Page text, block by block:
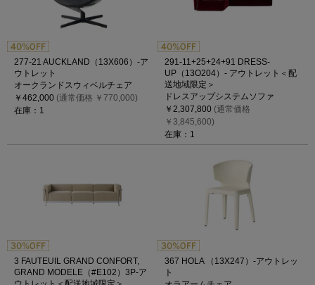
277-21 AUCKLAND（13X606）-ア
ウトレット
オークランドスウィベルチェア
￥462,000 (通常価格 ￥770,000)
在庫：1
291-11+25+24+91 DRESS-
UP（13O204）- アウトレット＜配
送地域限定＞
ドレスアップシステムソファ
￥2,307,800 (通常価格
￥3,845,600)
在庫：1
3 FAUTEUIL GRAND CONFORT,
GRAND MODELE（#E102）3P-ア
367 HOLA （13X247）-アウトレッ
ト